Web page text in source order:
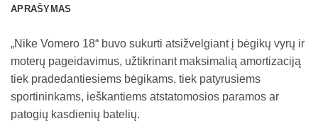
APRAŠYMAS
„Nike Vomero 18“ buvo sukurti atsižvelgiant į bėgikų vyrų ir
moterų pageidavimus, užtikrinant maksimalią amortizaciją
tiek pradedantiesiems bėgikams, tiek patyrusiems
sportininkams, ieškantiems atstatomosios paramos ar
patogių kasdienių batelių.